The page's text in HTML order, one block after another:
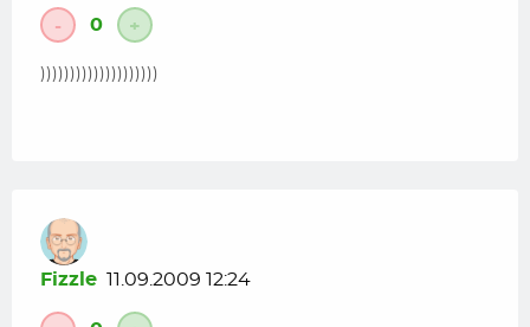
- 0 +
))))))))))))))))))))
Fizzle 11.09.2009 12:24